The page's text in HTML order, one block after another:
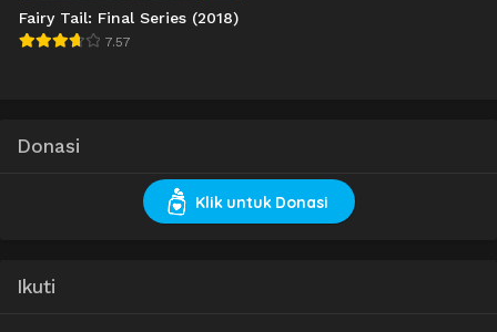
Fairy Tail: Final Series (2018)
7.57
Donasi
Klik untuk Donasi
Ikuti